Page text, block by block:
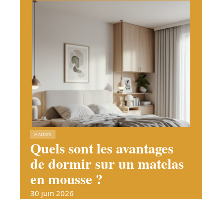
MAISON
Quels sont les avantages
de dormir sur un matelas
en mousse ?
30 juin 2026